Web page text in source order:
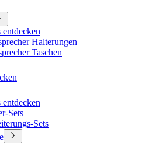
entdecken
Halterungen
Taschen
entdecken
Sets
Sets